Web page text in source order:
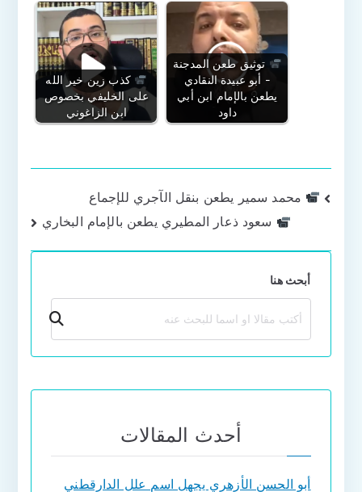
كذب زين خير الله
على الخليفي بخصوص
ابن الزاغوني
توثيق طعن المدجنة
- أبو عبيدة النقادي
يطعن بالإمام ابن أبي
داود
تصفّح
المقالات
محمد سمير يطعن بنقل الآجري للإجماع
سعود ذعار المطيري يطعن بالإمام البخاري
أبحث هنا
بحث
أحدث المقالات
أبو الحسن الأزهري يجهل اسم علل الدارقطني